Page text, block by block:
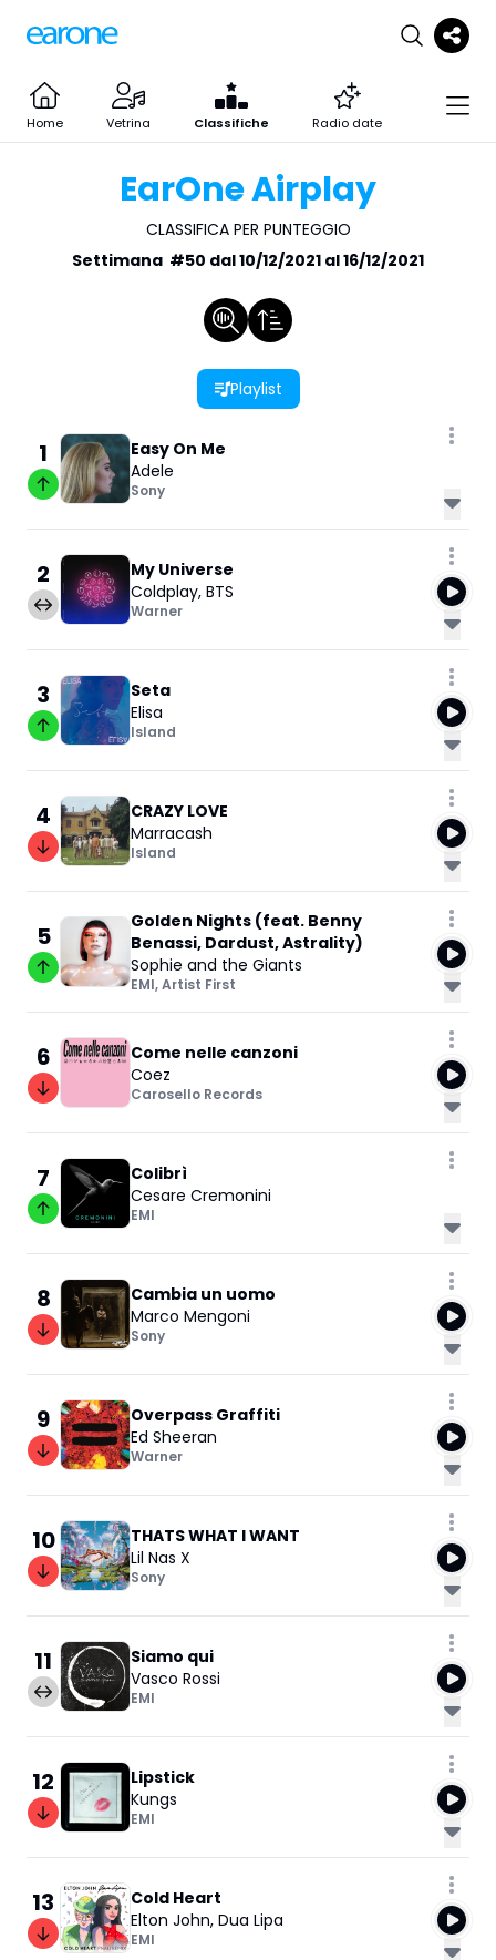
Home Vetrina Classifiche Radio date
EarOne Airplay
CLASSIFICA PER PUNTEGGIO
Settimana #50 dal10/12/2021 al16/12/2021
Playlist
1
Easy On Me
Adele
Sony
2
My Universe
Coldplay, BTS
Warner
3
Seta
Elisa
Island
4
CRAZY LOVE
Marracash
Island
5
Golden Nights (feat. Benny
Benassi, Dardust, Astrality)
Sophie and the Giants
EMI,Artist First
6
Come nelle canzoni
Coez
Carosello Records
7
Colibrì
Cesare Cremonini
EMI
8
Cambia un uomo
Marco Mengoni
Sony
9
Overpass Graffiti
Ed Sheeran
Warner
10
THATS WHAT I WANT
Lil Nas X
Sony
11
Siamo qui
Vasco Rossi
EMI
12
Lipstick
Kungs
EMI
13
Cold Heart
Elton John, Dua Lipa
EMI